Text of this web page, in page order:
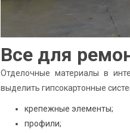
Все для
Отделочные материалы в
выделить гипсокартонные
крепежные элементы;
профили;